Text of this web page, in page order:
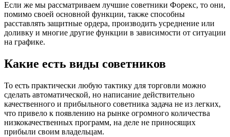
Если же мы рассматриваем лучшие советники Форекс, то они,
помимо своей основной функции, также способны
расставлять защитные ордера, производить усреднение или
доливку и многие другие функции в зависимости от ситуации
на графике.
Какие есть виды советников
То есть практически любую тактику для торговли можно
сделать автоматической, но написание действительно
качественного и прибыльного советника задача не из легких,
что привело к появлению на рынке огромного количества
низкокачественных программ, на деле не приносящих
прибыли своим владельцам.